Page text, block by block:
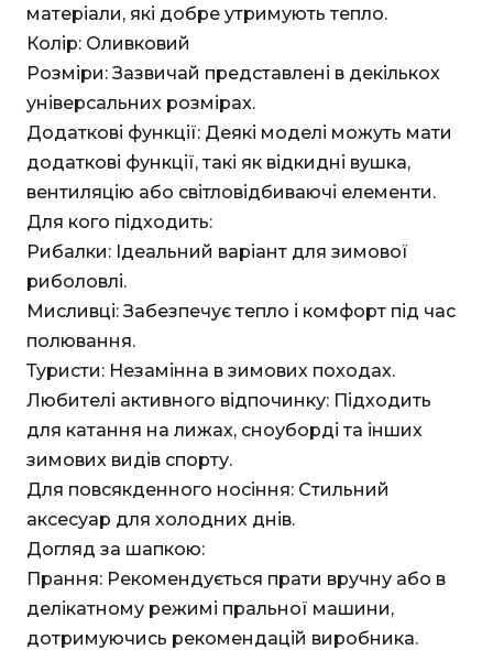
матеріали, які добре утримують тепло.
Колір: Оливковий
Розміри: Зазвичай представлені в декількох
універсальних розмірах.
Додаткові функції: Деякі моделі можуть мати
додаткові функції, такі як відкидні вушка,
вентиляцію або світловідбиваючі елементи.
Для кого підходить:
Рибалки: Ідеальний варіант для зимової
риболовлі.
Мисливці: Забезпечує тепло і комфорт під час
полювання.
Туристи: Незамінна в зимових походах.
Любителі активного відпочинку: Підходить
для катання на лижах, сноуборді та інших
зимових видів спорту.
Для повсякденного носіння: Стильний
аксесуар для холодних днів.
Догляд за шапкою:
Прання: Рекомендується прати вручну або в
делікатному режимі пральної машини,
дотримуючись рекомендацій виробника.